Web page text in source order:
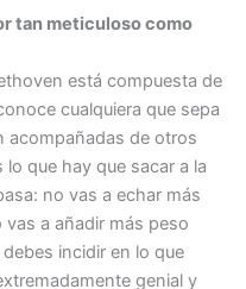
tan meticuloso como
está compuesta de
cualquiera que sepa
acompañadas de otros
que hay que sacar a la
no vas a echar más
a añadir más peso
incidir en lo que
genial y